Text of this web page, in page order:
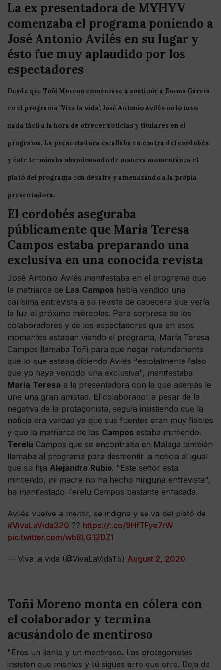
La ex presentadora de MYHYV
comenzaba el programa poniendo a
José Antonio Avilés en su lugar y
ésto fue muy aplaudido por los
espectadores
Desde que Toñi Moreno comenzase a sustituir a Emma García
en el programa 'Viva la vida',José AntonioAvilésno lo tuvo
nada fácil a la hora de ofrecer noticias y titulares en el
programa. La presentadora estallaba en contra del cordobés
y éste terminaba abandonando de manera momentánea el
plató del programa con desaire y amenazando a la propia
presentadora.
El cordobés aseguraba
públicamente que María Teresa
Campos estaba preparando una
exclusiva en una conocida revista
José Antonio Avilés manifestaba en el programa que
la matriarca de Las Campos había vendido una
carísima entrevista a su revista de cabecera que vería
la luz el próximo miércoles. Para sorpresa de los
colaboradores y de los espectadores que en esos
momentos estaban viendo el programa, María Teresa
Campos llamaba Toñi para que negar rotundamente
que lo que estaba diciendo Avilés "estotalmente falso
que yo haya vendido una exclusiva", manifestaba
María Teresa a la presentadora con la que además le
une una gran amistad. El colaborador a pesar de la
negativa de la protagonista, seguía insistiendo que la
noticia era verdad ya que sus fuentes eran muy fiables
y que la matriarca de las Campos estaba mintiendo.
Terelu Campos que se encontraba en Málaga también
llamaba al programa para desmentir la noticia al igual
que su hija Alejandra Rubio. "Este señor esta
mintiendo, mi madre no ha hecho ninguna entrevista",
ha manifestado Terelu Campos bastante enfadada.
Avilés vuelve a mentir, se indigna y se va del plató de
#VivaLaVida320 ?? https://t.co/9HfTFye7rW
pic.twitter.com/wb8LG12DZ1
— Viva la vida (@VivaLaVidaT5) August 2, 2020
Toñi Moreno monta en cólera con
el colaborador y termina
acusándolo de mentiroso
"Eres un liante y un mentiroso. Las protagonistas
insisten que mientes y tú sigues erre que erre. Deja de